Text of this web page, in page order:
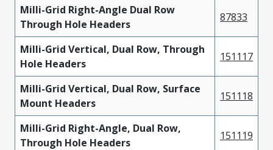
Milli-Grid Right-Angle Dual Row
Through Hole Headers
87833
Milli-Grid Vertical, Dual Row, Through
Hole Headers
151117
Milli-Grid Vertical, Dual Row, Surface
Mount Headers
151118
Milli-Grid Right-Angle, Dual Row,
Through Hole Headers
151119